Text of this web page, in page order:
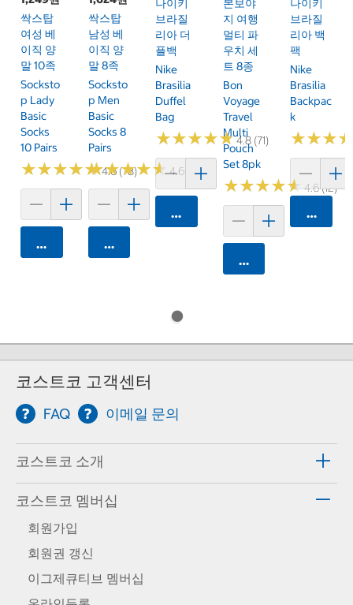
싹스탑
여성 베
이직 양
말 10족
Socksto
P Lady
Basic
Socks
10 Pairs
★★★★★
★★★★★4.6 (78)
카트에 담기
싹스탑
남성 베
이직 양
말 8족
Socksto
P Men
Basic
Socks 8
Pairs
★★★★★
★★★★★4.6 (61)
카트에 담기
브라질
리아 더
플백
Nike
Brasilia
Duffel
Bag
★★★★★
★★★★★4.8 (71)
카트에 담기
지 여행
멀티 파
우치 세
트 8종
Bon
Voyage
Travel
Multi
Pouch
Set 8pk
★★★★★
★★★★★4.6 (12)
카트에 담기
브라질
리아 백
팩
Nike
Brasilia
Backpac
K
★★★
★★★
카트에
코스트코 고객센터
FAQ 이메일 문의
코스트코 소개
코스트코 멤버십
회원가입
회원권 갱신
이그제큐티브 멤버십